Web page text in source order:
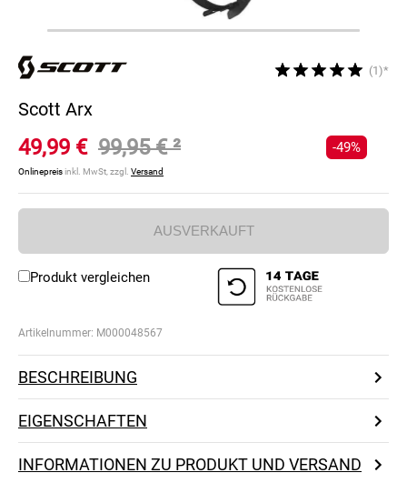
(1)*
Scott Arx
49,99 € 99,95 €²
Onlinepreisinkl. MwSt, zzgl. Versand
-49%
AUSVERKAUFT
Produkt vergleichen
Artikelnummer: M000048567
BESCHREIBUNG
EIGENSCHAFTEN
INFORMATIONEN ZU PRODUKT UND VERSAND